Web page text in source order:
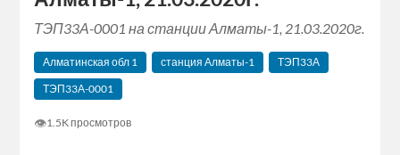
ТЭП33А-0001 на станции Алматы-1, 21.03.2020г.
Алматинская‬ обл 1 станция Алматы-1
ТЭП33А
ТЭП33А-0001
👁1.5K просмотров